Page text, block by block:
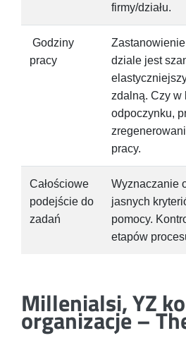
firmy/działu.
Godziny
pracy
dziale jest
zdalną. Czy w
odpoczynku,
pracy.
Całościowe
podejście do
zadań
Wyznaczanie
jasnych
pomocy.
etapów
Millenialsi, YZ
organizacje –